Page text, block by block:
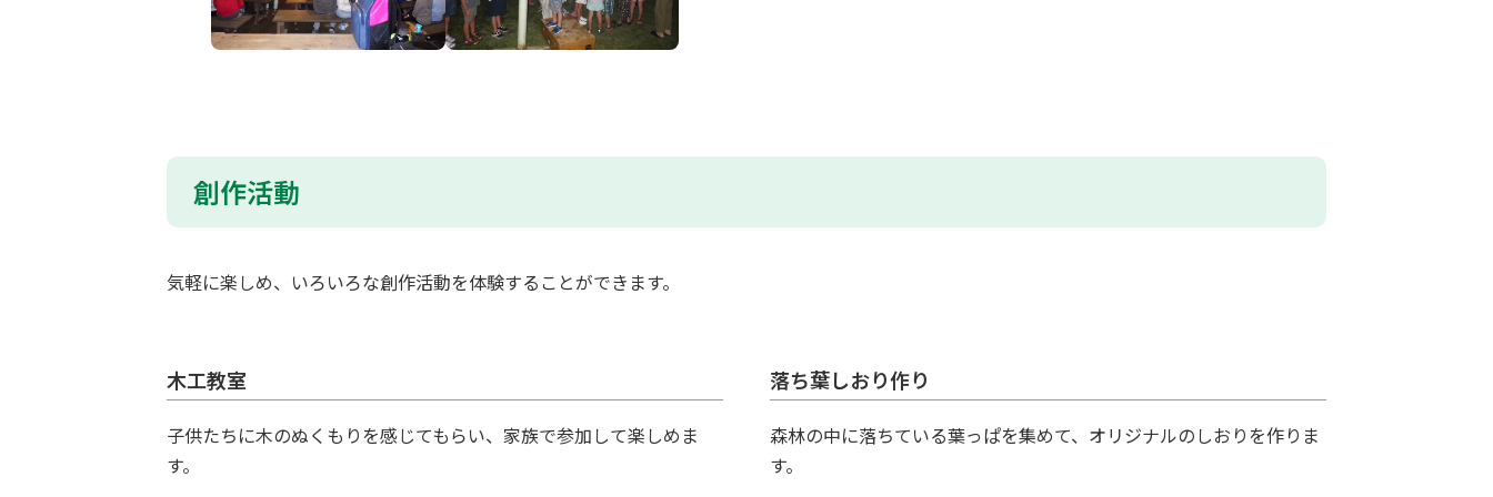
創作活動
気軽に楽しめ、いろいろな創作活動を体験することができます。
木工教室
子供たちに木のぬくもりを感じてもらい、家族で参加して楽しめま
す。
落ち葉しおり作り
森林の中に落ちている葉っぱを集めて、オリジナルのしおりを作りま
す。